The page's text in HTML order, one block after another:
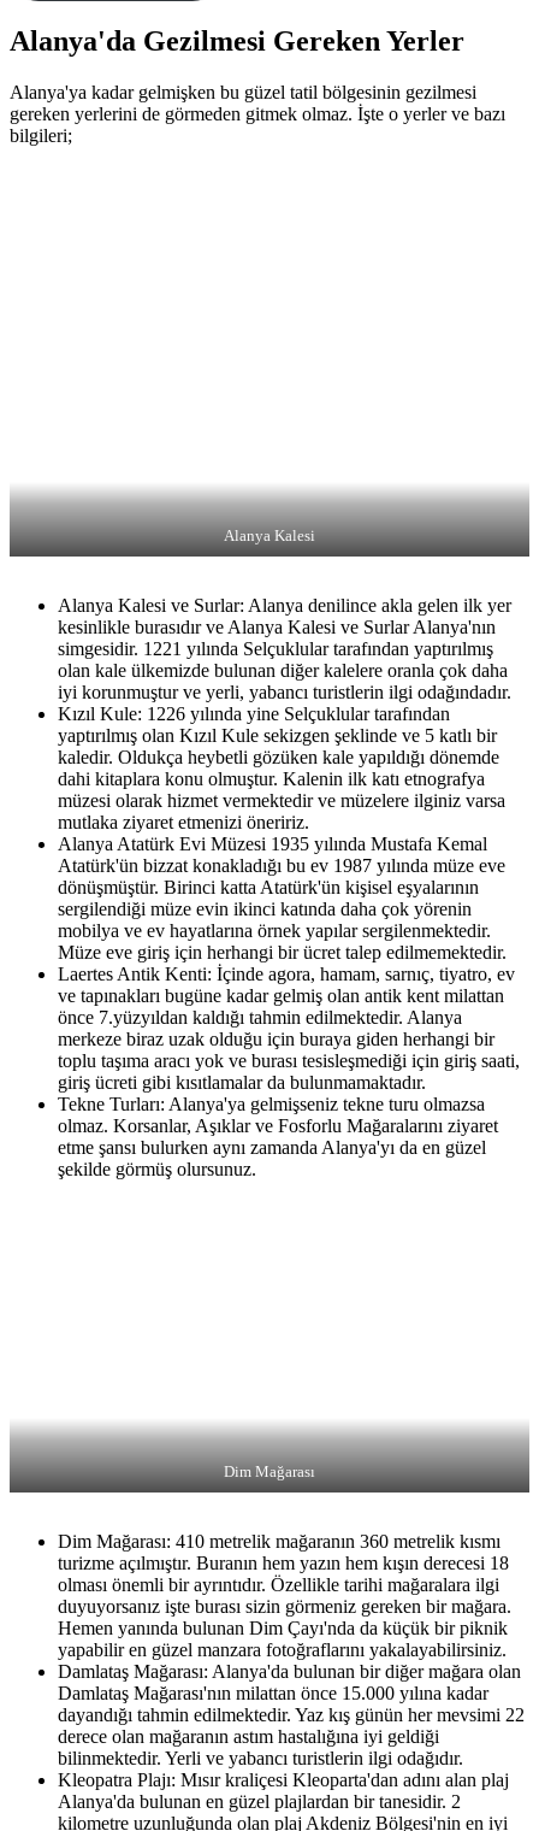
Alanya'da Gezilmesi Gereken Yerler
Alanya'ya kadar gelmişken bu güzel tatil bölgesinin gezilmesi
gereken yerlerini de görmeden gitmek olmaz. İşte o yerler ve bazı
bilgileri;
Alanya Kalesi
Alanya Kalesi ve Surlar: Alanya denilince akla gelen ilk yer
kesinlikle burasıdır ve Alanya Kalesi ve Surlar Alanya'nın
simgesidir. 1221 yılında Selçuklular tarafından yaptırılmış
olan kale ülkemizde bulunan diğer kalelere oranla çok daha
iyi korunmuştur ve yerli, yabancı turistlerin ilgi odağındadır.
Kızıl Kule: 1226 yılında yine Selçuklular tarafından
yaptırılmış olan Kızıl Kule sekizgen şeklinde ve 5 katlı bir
kaledir. Oldukça heybetli gözüken kale yapıldığı dönemde
dahi kitaplara konu olmuştur. Kalenin ilk katı etnografya
müzesi olarak hizmet vermektedir ve müzelere ilginiz varsa
mutlaka ziyaret etmenizi öneririz.
Alanya Atatürk Evi Müzesi 1935 yılında Mustafa Kemal
Atatürk'ün bizzat konakladığı bu ev 1987 yılında müze eve
dönüşmüştür. Birinci katta Atatürk'ün kişisel eşyalarının
sergilendiği müze evin ikinci katında daha çok yörenin
mobilya ve ev hayatlarına örnek yapılar sergilenmektedir.
Müze eve giriş için herhangi bir ücret talep edilmemektedir.
Laertes Antik Kenti: İçinde agora, hamam, sarnıç, tiyatro, ev
ve tapınakları bugüne kadar gelmiş olan antik kent milattan
önce 7.yüzyıldan kaldığı tahmin edilmektedir. Alanya
merkeze biraz uzak olduğu için buraya giden herhangi bir
toplu taşıma aracı yok ve burası tesisleşmediği için giriş saati,
giriş ücreti gibi kısıtlamalar da bulunmamaktadır.
Tekne Turları: Alanya'ya gelmişseniz tekne turu olmazsa
olmaz. Korsanlar, Aşıklar ve Fosforlu Mağaralarını ziyaret
etme şansı bulurken aynı zamanda Alanya'yı da en güzel
şekilde görmüş olursunuz.
Dim Mağarası
Dim Mağarası: 410 metrelik mağaranın 360 metrelik kısmı
turizme açılmıştır. Buranın hem yazın hem kışın derecesi 18
olması önemli bir ayrıntıdır. Özellikle tarihi mağaralara ilgi
duyuyorsanız işte burası sizin görmeniz gereken bir mağara.
Hemen yanında bulunan Dim Çayı'nda da küçük bir piknik
yapabilir en güzel manzara fotoğraflarını yakalayabilirsiniz.
Damlataş Mağarası: Alanya'da bulunan bir diğer mağara olan
Damlataş Mağarası'nın milattan önce 15.000 yılına kadar
dayandığı tahmin edilmektedir. Yaz kış günün her mevsimi 22
derece olan mağaranın astım hastalığına iyi geldiği
bilinmektedir. Yerli ve yabancı turistlerin ilgi odağıdır.
Kleopatra Plajı: Mısır kraliçesi Kleoparta'dan adını alan plaj
Alanya'da bulunan en güzel plajlardan bir tanesidir. 2
kilometre uzunluğunda olan plaj Akdeniz Bölgesi'nin en iyi